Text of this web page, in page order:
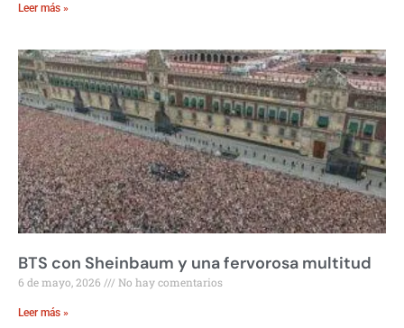
Leer más »
BTS con Sheinbaum y una fervorosa multitud
6 de mayo, 2026 No hay comentarios
Leer más »